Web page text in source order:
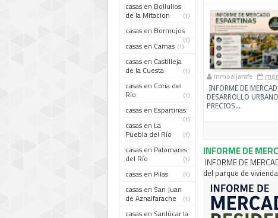
casas en Bollullos
de la Mitacion (1)
casas en Bormujos
(1)
casas en Camas (1)
casas en Castilleja
de la Cuesta (1)
casas en Coria del
Río (1)
casas en Espartinas
(1)
casas en La
Puebla del Río (1)
casas en Palomares
del Río (1)
casas en Pilas (1)
casas en San Juan
de Aznalfarache (1)
casas en Sanlúcar la
inmoaljarafe
INFORME DE
DESARROLLO
PRECIOS...
INFORME DE
INFORME DE
del parque de